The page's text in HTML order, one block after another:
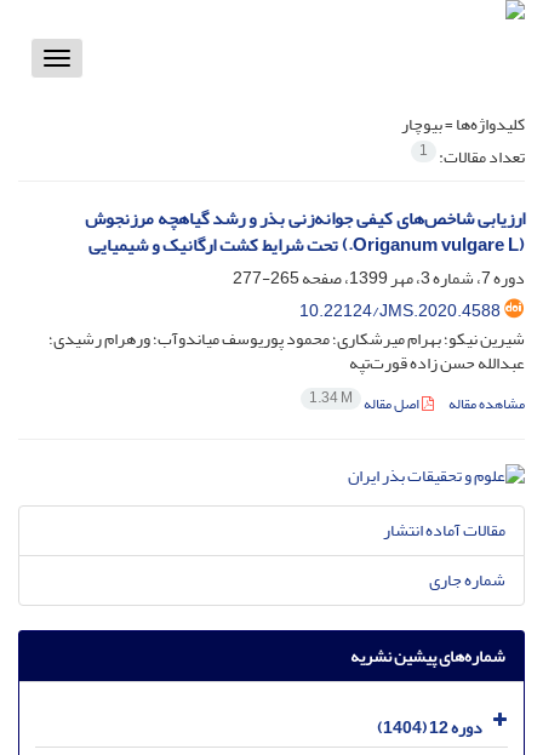
Toggle
کلیدواژه‌ها =بیوچار
تعداد مقالات: 1
ارزیابی شاخص‌های کیفی جوانه‌زنی بذر و رشد گیاهچه مرزنجوش
(Origanum vulgare L.) تحت شرایط کشت ارگانیک و شیمیایی
دوره 7، شماره 3، مهر 1399، صفحه
265-277
10.22124/JMS.2020.4588
شیرین نیکو؛ بهرام میرشکاری؛ محمود پوریوسف میاندوآب؛ ورهرام رشیدی؛
عبدالله حسن زاده قورت‌تپه
مشاهده مقاله اصل مقاله 1.34 M
مقالات آماده انتشار
شماره جاری
شماره‌های پیشین نشریه
دوره 12 (1404)